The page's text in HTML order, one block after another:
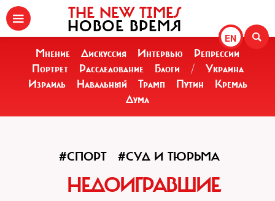
EN
THE NEW TIMES
НОВОЕ ВРЕМЯ
Мнение Дискуссия Интервью
Репрессии
Портрет
Расследование Блоги /
Украина
Израиль
Навальный Трамп Путин
Кремль
Дума
#СПОРТ #СУД И ТЮРЬМА
НЕДОИГРАВШИЕ